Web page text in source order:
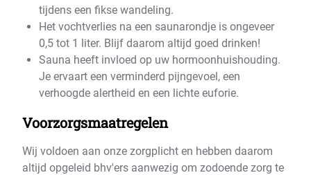
tijdens een fikse wandeling.
Het vochtverlies na een saunarondje is ongeveer
0,5 tot 1 liter. Blijf daarom altijd goed drinken!
Sauna heeft invloed op uw hormoonhuishouding.
Je ervaart een verminderd pijngevoel, een
verhoogde alertheid en een lichte euforie.
Voorzorgsmaatregelen
Wij voldoen aan onze zorgplicht en hebben daarom
altijd opgeleid bhv'ers aanwezig om zodoende zorg te